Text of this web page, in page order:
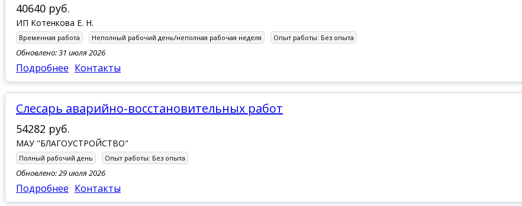
40640 руб.
ИП Котенкова Е. Н.
Временная работа Неполный рабочий день/неполная рабочая неделя Опыт работы: Без опыта
Обновлено: 31 июля 2026
Подробнее Контакты
Слесарь аварийно-восстановительных работ
54282 руб.
МАУ "БЛАГОУСТРОЙСТВО"
Полный рабочий день Опыт работы: Без опыта
Обновлено: 29 июля 2026
Подробнее Контакты